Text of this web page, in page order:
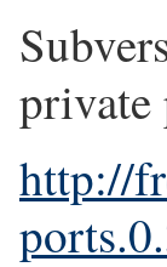
private
http://